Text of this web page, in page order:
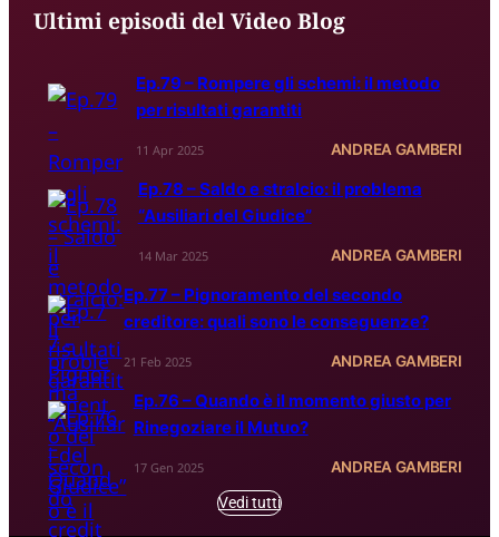
Ultimi episodi del Video Blog
Ep.79 – Rompere gli schemi: il metodo
per risultati garantiti
11 Apr 2025 ANDREA GAMBERI
Ep.78 – Saldo e stralcio: il problema
“Ausiliari del Giudice”
14 Mar 2025 ANDREA GAMBERI
Ep.77 – Pignoramento del secondo
creditore: quali sono le conseguenze?
21 Feb 2025 ANDREA GAMBERI
Ep.76 – Quando è il momento giusto per
Rinegoziare il Mutuo?
17 Gen 2025
ANDREA GAMBERI
Vedi tutti